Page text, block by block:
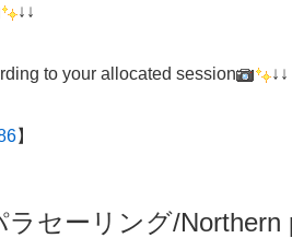
↓↓
to your allocated session ↓↓
】
ラセーリング/Northern